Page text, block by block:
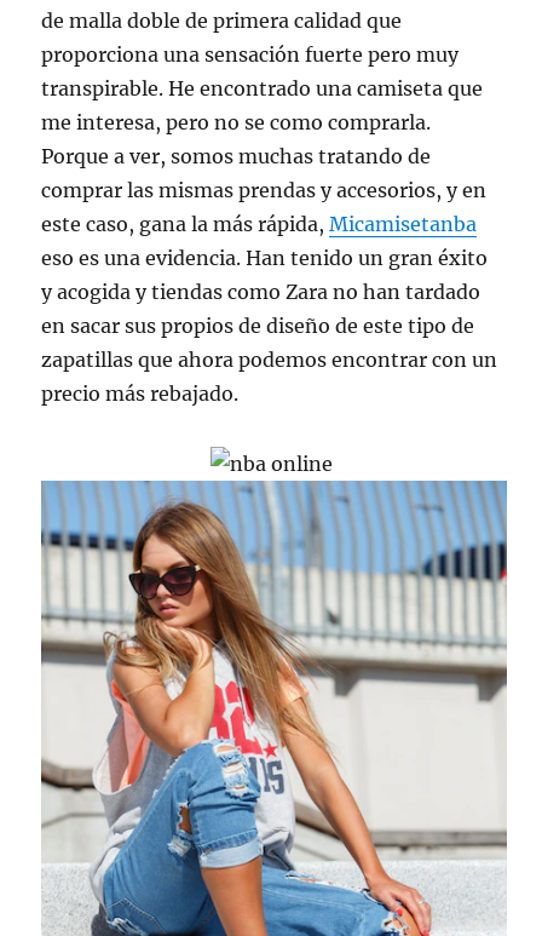
de malla doble de primera calidad que
proporciona una sensación fuerte pero muy
transpirable. He encontrado una camiseta que
me interesa, pero no se como comprarla.
Porque a ver, somos muchas tratando de
comprar las mismas prendas y accesorios, y en
este caso, gana la más rápida,Micamisetanba
eso es una evidencia. Han tenido un gran éxito
y acogida y tiendas como Zara no han tardado
en sacar sus propios de diseño de este tipo de
zapatillas que ahora podemos encontrar con un
precio más rebajado.